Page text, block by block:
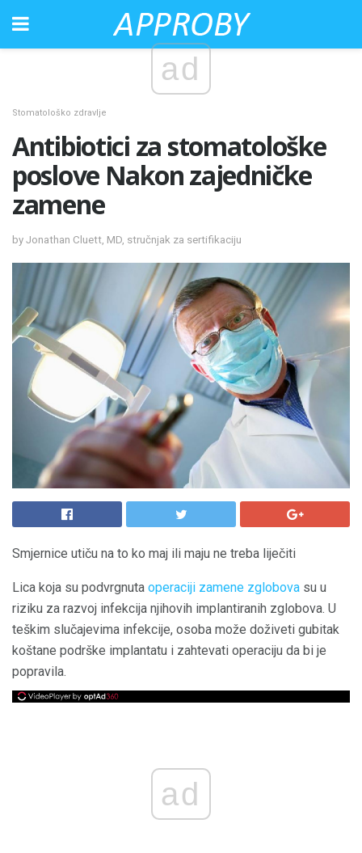
ad
Stomatološko zdravlje
Antibiotici za stomatološke
poslove Nakon zajedničke
zamene
by Jonathan Cluett, MD, stručnjak za sertifikaciju
Smjernice utiču na to ko maj ili maju ne treba liječiti
Lica koja su podvrgnuta operaciji zamene zglobova su u
riziku za razvoj infekcija njihovih implantiranih zglobova. U
teškim slučajevima infekcije, osoba može doživeti gubitak
koštane podrške implantatu i zahtevati operaciju da bi je
popravila.
ad